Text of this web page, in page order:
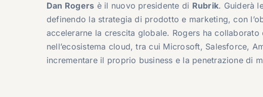
Dan Rogers è il nuovo presidente di Rubrik. Guiderà
definendo la strategia di prodotto e marketing, con
accelerarne la crescita globale. Rogers ha
nell’ecosistema cloud, tra cui Microsoft, Salesforce,
incrementare il proprio business e la penetrazione di